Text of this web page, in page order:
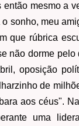
então mesmo a
sonho, meu
que rúbrica
não dorme
oposição
de
aos céus".
uma